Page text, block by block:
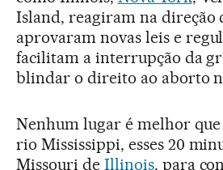
Island, reagiram na direção
aprovaram novas leis e
facilitam a interrupção da
blindar o direito ao aborto
Nenhum lugar é melhor
rio Mississippi, esses 20
Missouri de Illinois, para